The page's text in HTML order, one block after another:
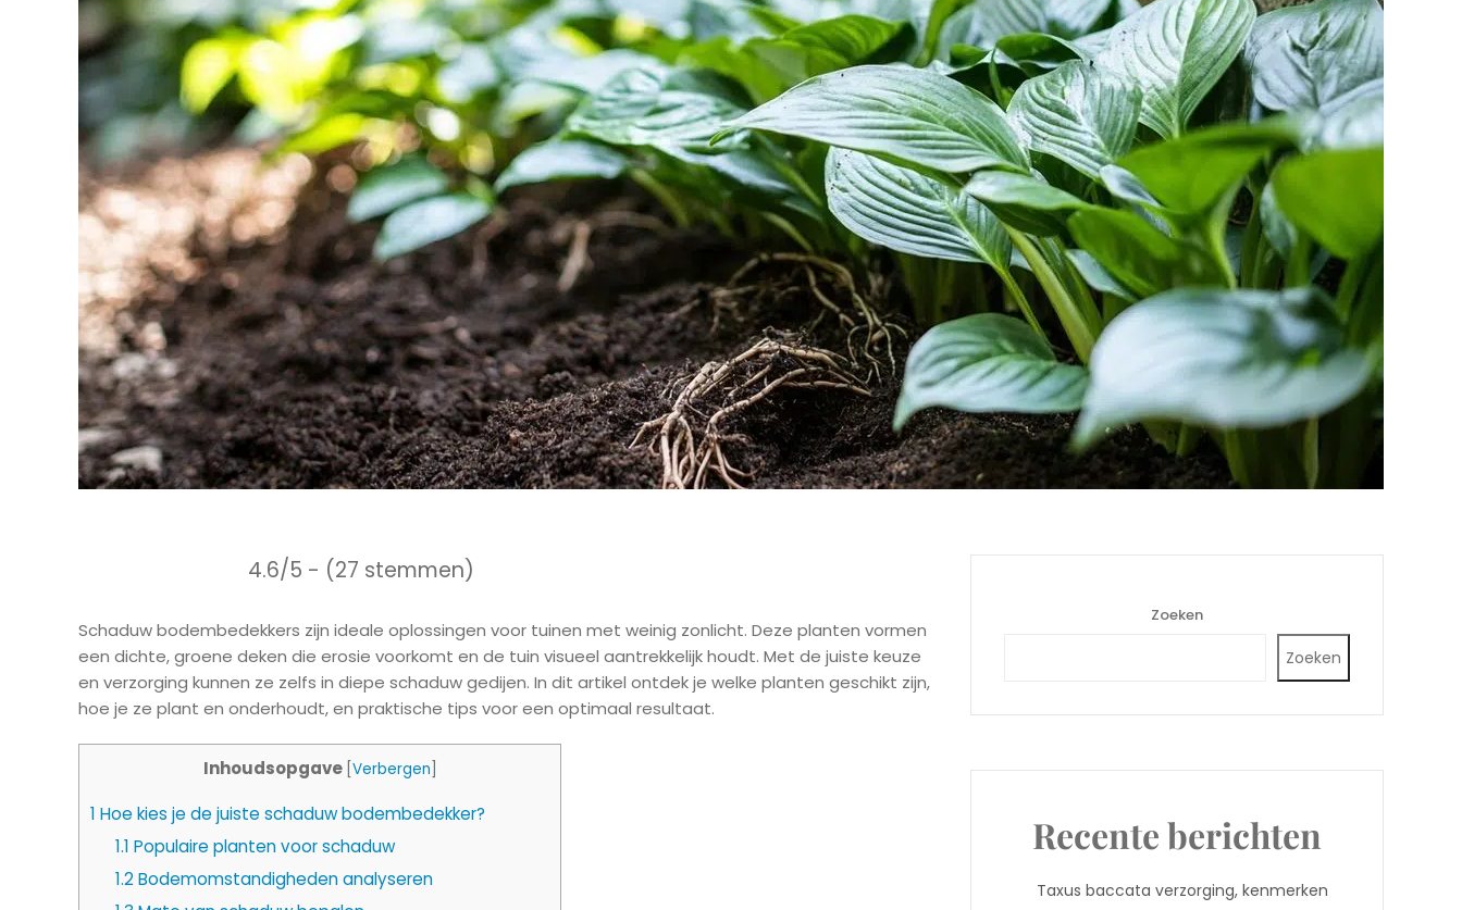
4.6/5 - (27 stemmen)
Schaduw bodembedekkers zijn ideale oplossingen voor tuinen met weinig zonlicht. Deze planten vormen
een dichte, groene deken die erosie voorkomt en de tuin visueel aantrekkelijk houdt. Met de juiste keuze
en verzorging kunnen ze zelfs in diepe schaduw gedijen. In dit artikel ontdek je welke planten geschikt zijn,
hoe je ze plant en onderhoudt, en praktische tips voor een optimaal resultaat.
Inhoudsopgave Verbergen
1 Hoe kies je de juiste schaduw bodembedekker?
1.1 Populaire planten voor schaduw
1.2Bodemomstandigheden analyseren
Zoeken
Zoeken
Recente berichten
Taxus baccata verzorging, kenmerken